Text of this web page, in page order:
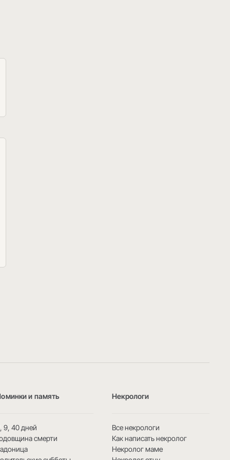
и память
9, 40 дней
смерти
Некрологи
Все некрологи
Как написать некролог
Некролог маме